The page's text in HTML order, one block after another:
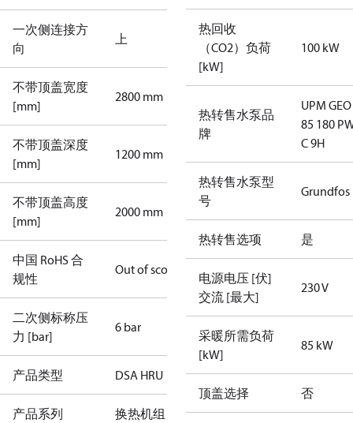
一次侧连接方
向
上
不带顶盖宽度
[mm]
2800 mm
不带顶盖深度
[mm]
1200 mm
不带顶盖高度
[mm]
2000 mm
中国 RoHS 合
规性
Out of scope
二次侧标称压
力 [bar]
6 bar
产品类型 DSA HRU
产品系列 换热机组
热回收
（CO2）负荷
[kW]
100 kW
热转售水泵品
牌
UPM
85 180
C 9H
热转售水泵型
号
Grundfos
热转售选项 是
电源电压 [伏]
交流 [最大]
230 V
采暖所需负荷
[kW]
85 kW
顶盖选择 否